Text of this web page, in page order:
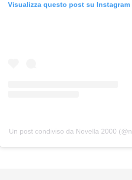
Visualizza questo post su Instagram
Un post condiviso da Novella 2000